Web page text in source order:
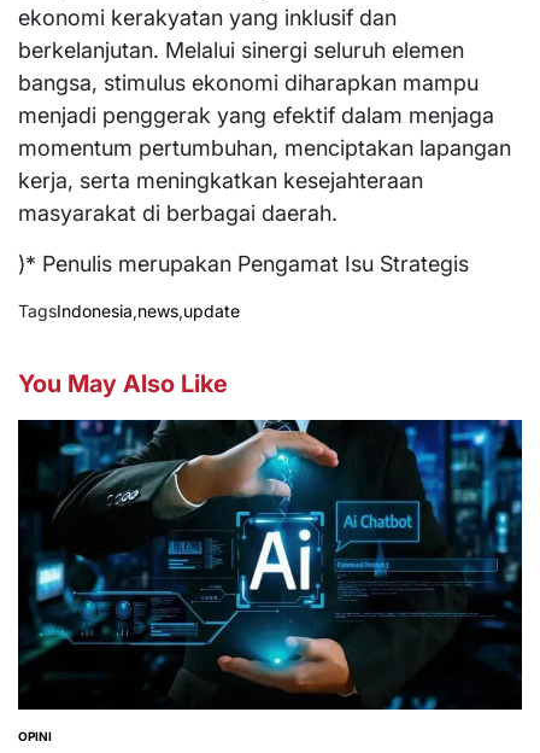
ekonomi kerakyatan yang inklusif dan
berkelanjutan. Melalui sinergi seluruh elemen
bangsa, stimulus ekonomi diharapkan mampu
menjadi penggerak yang efektif dalam menjaga
momentum pertumbuhan, menciptakan lapangan
kerja, serta meningkatkan kesejahteraan
masyarakat di berbagai daerah.
)* Penulis merupakan Pengamat Isu Strategis
TagsIndonesia,news,update
You May Also Like
POSTED
OPINI